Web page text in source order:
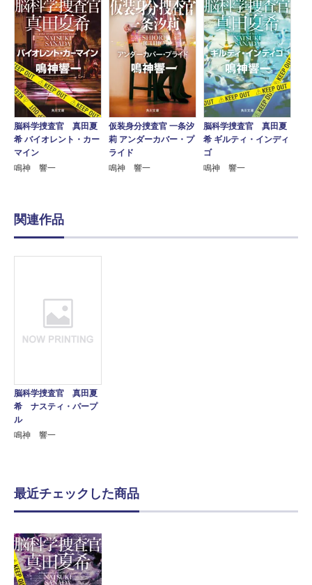
脳科学捜査官 真田夏
希 バイオレント・カー
マイン
鳴神 響一
仮装身分捜査官 一条汐
莉 アンダーカバー・プ
ライド
鳴神 響一
脳科学捜査官 真田夏
希 ギルティ・インディ
ゴ
鳴神 響一
関連作品
脳科学捜査官 真田夏
希 ナスティ・パープ
ル
鳴神 響一
最近チェックした商品